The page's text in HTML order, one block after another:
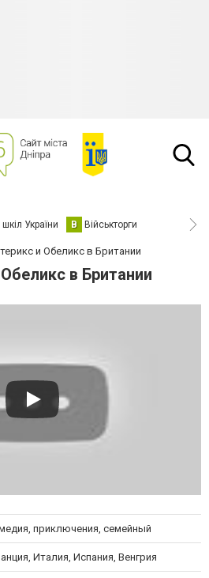
України В Військторги
и Обеликс в Британии
в Британии
приключения, семейный
Италия, Испания, Венгрия